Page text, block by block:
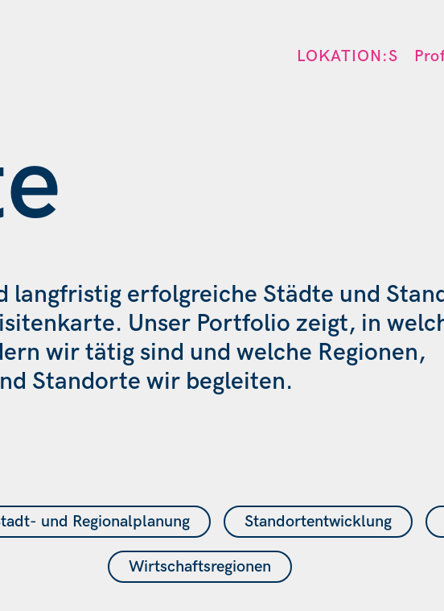
LOKATION:S
langfristig erfolgreiche Städte und
Unser Portfolio zeigt, in
wir tätig sind und welche Regionen,
Standorte wir begleiten.
und Regionalplanung Standortentwicklung
Wirtschaftsregionen